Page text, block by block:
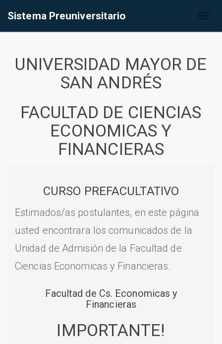
Sistema Preuniversitario
UNIVERSIDAD MAYOR DE
SAN ANDRÉS
FACULTAD DE CIENCIAS
ECONOMICAS Y
FINANCIERAS
CURSO PREFACULTATIVO
Estimados/as postulantes, en este página
usted encontrara los comunicados de la
Unidad de Admisión de la Facultad de
Ciencias Economicas y Financieras.
Facultad de Cs. Economicas y
Financieras
IMPORTANTE!